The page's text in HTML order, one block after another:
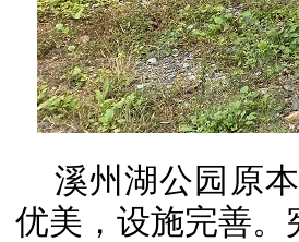
溪州湖公园原
优美，设施完善